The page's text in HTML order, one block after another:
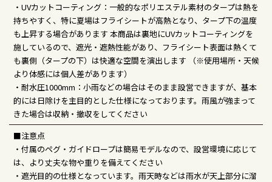
・UVカットコーティング：一般的なポリエステル素材のタープは熱を
持ちやすく、特に夏場はフライシートが高熱となり、タープ下の温度
も上昇する場合があります 本商品は裏地にUVカットコーティングを
施しているので、遮光・遮熱性能があり、フライシート表面は熱くて
も裏側（タープの下）は快適な空間を演出します （※使用場所・天候
より体感には個人差があります）
・耐水圧1000mm：小雨などの場合はそのまま設営できますが、基本
的には日除けを主目的とした仕様になっております。雨風が強まって
きた場合は収納・撤収をしてください
■注意点
・付属のペグ・ガイドロープは簡易モデルなので、設営環境に応じて
は、より丈夫な物や重りを備えてください
・遮光目的の仕様となっています。雨天時などは雨水が天上部分に溜